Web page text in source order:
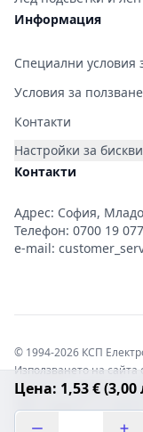
Цена: 1,53 €
Информация
Специални условия
Условия за ползване
Контакти
Настройки за
Контакти
Адрес: София,
Телефон: 0700 19 077
e-mail:
© 1994-2026 КСП
Използването на сайта
съгласни с правната
отговорност с цялата